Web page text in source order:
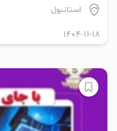
استانبول
1404-11-18